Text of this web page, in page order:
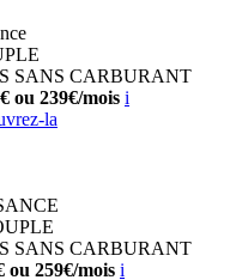
SANS CARBURANT
ou 239€/mois i
la
SANS CARBURANT
ou 259€/mois i